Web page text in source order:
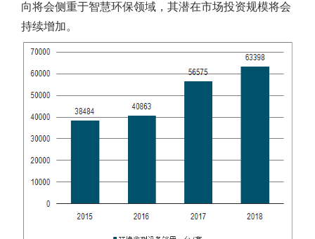
向将会侧重于智慧环保领域，其潜在市场投资规模将会
持续增加。